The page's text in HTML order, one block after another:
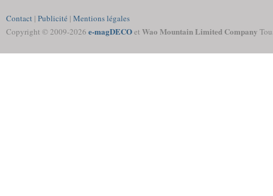
Contact | Publicité | Mentions légales
Copyright © 2009-2026 e-magDECOet Wao Mountain Limited Company